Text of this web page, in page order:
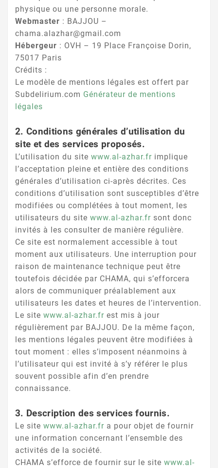
physique ou une personne morale.
Webmaster : BAJJOU –
chama.alazhar@gmail.com
Hébergeur : OVH – 19 Place Françoise Dorin,
75017 Paris
Crédits :
Le modèle de mentions légales est offert par
Subdelirium.com Générateur de mentions
légales
2. Conditions générales d’utilisation du
site et des services proposés.
L’utilisation du site www.al-azhar.fr implique
l’acceptation pleine et entière des conditions
générales d’utilisation ci-après décrites. Ces
conditions d’utilisation sont susceptibles d’être
modifiées ou complétées à tout moment, les
utilisateurs du site www.al-azhar.fr sont donc
invités à les consulter de manière régulière.
Ce site est normalement accessible à tout
moment aux utilisateurs. Une interruption pour
raison de maintenance technique peut être
toutefois décidée par CHAMA, qui s’efforcera
alors de communiquer préalablement aux
utilisateurs les dates et heures de l’intervention.
Le site www.al-azhar.fr est mis à jour
régulièrement par BAJJOU. De la même façon,
les mentions légales peuvent être modifiées à
tout moment : elles s’imposent néanmoins à
l’utilisateur qui est invité à s’y référer le plus
souvent possible afin d’en prendre
connaissance.
3. Description des services fournis.
Le site www.al-azhar.fr a pour objet de fournir
une information concernant l’ensemble des
activités de la société.
CHAMA s’efforce de fournir sur le site www.al-